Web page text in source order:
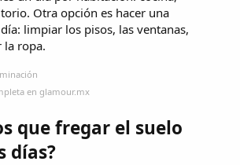
Otra opción es hacer una
limpiar los pisos, las ventanas,
la ropa.
en glamour.mx
que fregar el suelo
días?